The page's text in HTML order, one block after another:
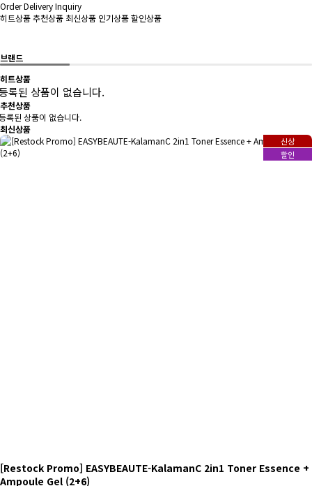
Order Delivery Inquiry
히트상품추천상품 최신상품 인기상품할인상품
브랜드
히트상품
록된 상품이 없습니다.
추천상품
록된 상품이 없습니다.
최신상품
신상
할인
[Restock Promo] EASYBEAUTE-KalamanC 2in1 Toner Essence +
Ampoule Gel (2+6)